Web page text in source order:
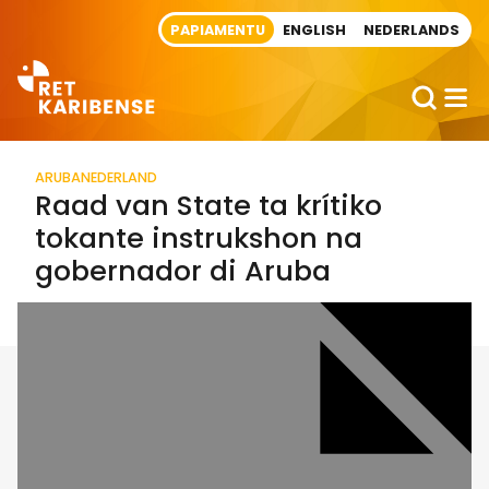
PAPIAMENTU ENGLISH NEDERLANDS
ARUBANEDERLAND
Raad van State ta krítiko
tokante instrukshon na
gobernador di Aruba